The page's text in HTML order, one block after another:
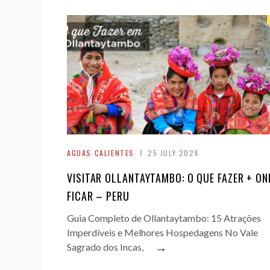
AGUAS CALIENTES 25 JULY 2026
VISITAR OLLANTAYTAMBO: O QUE FAZER +
FICAR – PERU
Guia Completo de Ollantaytambo: 15 Atrações
Imperdíveis e Melhores Hospedagens No Vale
Sagrado dos Incas,
→